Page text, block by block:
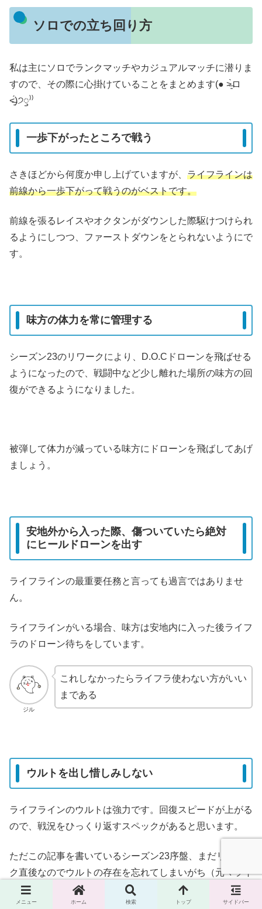
ソロでの立ち回り方
私は主にソロでランクマッチやカジュアルマッチに潜りま
すので、その際に心掛けていることをまとめます(● ˃̶͈̀ロ
˂̶͈́)੭ꠥ⁾⁾
一歩下がったところで戦う
さきほどから何度か申し上げていますが、 ライフラインは
前線から一歩下がって戦うのがベストです。
前線を張るレイスやオクタンがダウンした際駆けつけられ
るようにしつつ、ファーストダウンをとられないようにで
す。
味方の体力を常に管理する
シーズン23のリワークにより、D.O.Cドローンを飛ばせる
ようになったので、戦闘中など少し離れた場所の味方の回
復ができるようになりました。
被弾して体力が減っている味方にドローンを飛ばしてあげ
ましょう。
安地外から入った際、傷ついていたら絶対
にヒールドローンを出す
ライフラインの最重要任務と言っても過言ではありませ
ん。
ライフラインがいる場合、味方は安地内に入った後ライフ
ラのドローン待ちをしています。
ジル
これしなかったらライフラ使わない方がいい
まである
ウルトを出し惜しみしない
ライフラインのウルトは強力です。回復スピードが上がる
ので、戦況をひっくり返すスペックがあると思います。
ただこの記事を書いているシーズン23序盤、まだリワー
ク直後なのでウルトの存在を忘れてしまいがち（元々ライ
フラインを使っていた人は特に）。
メニュー ホーム 検索 トップ サイドバー